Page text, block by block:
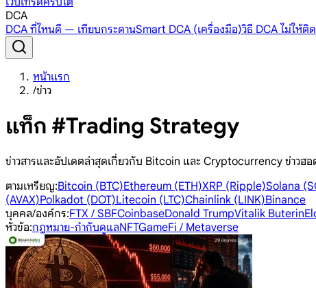
DCA
DCA ที่ไหนดี — เทียบกระดานSmart DCA (เครื่องมือ)วิธี DCA ไม่ให้ติ
หน้าแรก
/ข่าว
แท็ก #Trading Strategy
ข่าวสารและอัปเดตล่าสุดเกี่ยวกับ Bitcoin และ Cryptocurrency ข่าวฮอ
ตามเหรียญ:Bitcoin (BTC)Ethereum (ETH)XRP (Ripple)Solana
(AVAX)Polkadot (DOT)Litecoin (LTC)Chainlink (LINK)Binance
บุคคล/องค์กร:FTX / SBFCoinbaseDonald TrumpVitalik Buterin
หัวข้อ:กฎหมาย-กำกับดูแลNFTGameFi / Metaverse